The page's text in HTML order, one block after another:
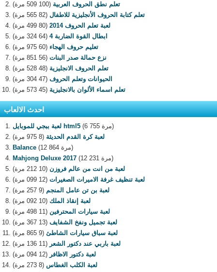
تعلم نطق الحروف العربية (100 509 مرة)
تعلم كتابة الحروف الأنجليزية للاطفال (82 565 مرة)
لعبة تعلم الحروف 2014
(80 499 مرة)
ابطال القوة الضاربة 4
(64 324 مرة)
تعليم حروف الهجاء (60 975 مرة)
نزع حمالة صدر البنات (56 851 مرة)
تعلم الحروف الانجليزية (48 528 مرة)
الحيوانات وتعلم الحروف (47 304 مرة)
تعلم اسماء الألوان بالانجليزية (45 573 مرة)
احدث الالعاب
لعبة ببجي للموبايل html5
(6 755 مرة)
لعبة كرة القدم الحديثة (8 975 مرة)
Balance
(12 864 مرة)
Mahjong Deluxe 2017
(12 231 مرة)
لعبة من انت من عالم فروزن (10 212 مرة)
لعبة تنظيف غرفة الاميرات الصغيرات (12 099 مرة)
لعبة بن تن عامل المنجم (9 257 مرة)
لعبة إنقاذ الملك (10 092 مرة)
لعبة سيارات المحترفين (11 498 مرة)
لعبة تجميل ونفخ الشفايف (13 367 مرة)
لعبة سباق سيارات الشاطئ (9 865 مرة)
لعبة باربي عند دكتور الشعر (11 136 مرة)
لعبة دكتور الاظافر (12 094 مرة)
لعبة الكلب الغطاس (8 273 مرة)